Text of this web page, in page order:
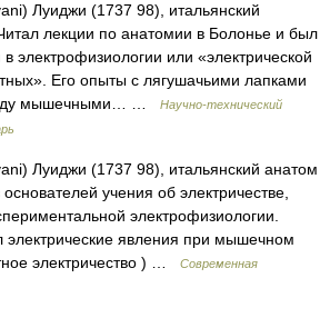
Луиджи (1737 98), итальянский
лекции по анатомии в Болонье и был
электрофизиологии или «электрической
Его опыты с лягушачьими лапками
мышечными… …
Научно-технический
Луиджи (1737 98), итальянский анатом
учения об электричестве,
электрофизиологии.
явления при мышечном
электричество ) …
Современная